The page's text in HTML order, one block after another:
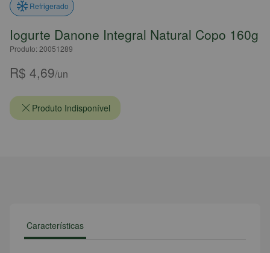
Refrigerado
Iogurte Danone Integral Natural Copo 160g
Produto: 20051289
R$ 4,69/un
Produto Indisponível
Características